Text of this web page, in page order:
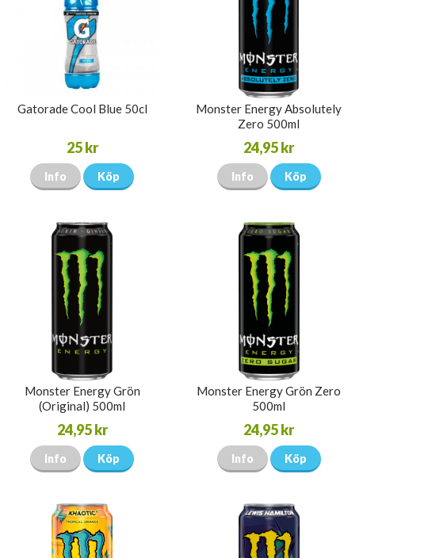
Gatorade Cool Blue 50cl
25 kr
Info Köp
Monster Energy Absolutely
Zero 500ml
24,95 kr
Info Köp
Monster Energy Grön
(Original) 500ml
24,95 kr
Info Köp
Monster Energy Grön Zero
500ml
24,95 kr
Info Köp